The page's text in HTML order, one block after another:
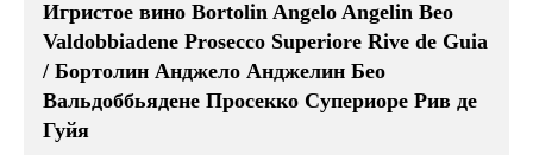
Игристое вино Bortolin Angelo Angelin Beo
Valdobbiadene Prosecco Superiore Rive de Guia
/ Бортолин Анджело Анджелин Бео
Вальдоббьядене Просекко Супериоре Рив де
Гуйя